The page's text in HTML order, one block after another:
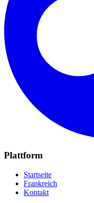
Plattform
Startseite
Frankreich
Kontakt